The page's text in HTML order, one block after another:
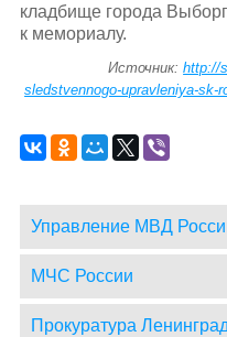
кладбище города
к мемориалу.
Источник:http://
sledstvennogo-upravleniya-sk-
Управление МВД
МЧС России
Прокуратура